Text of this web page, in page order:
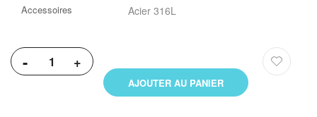
Accessoires Acier 316L
- +
AJOUTER AU PANIER